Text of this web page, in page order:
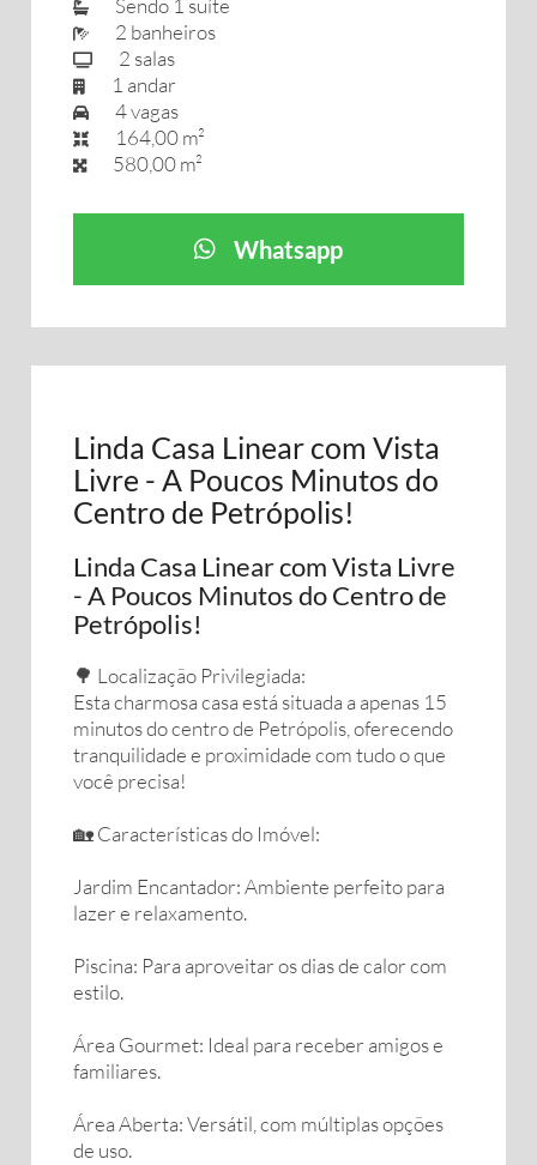
Sendo 1 suíte
2 banheiros
2 salas
1 andar
4 vagas
164,00 m²
580,00 m²
Whatsapp
Linda Casa Linear com Vista
Livre - A Poucos Minutos do
Centro de Petrópolis!
Linda Casa Linear com Vista Livre
- A Poucos Minutos do Centro de
Petrópolis!
🌳 Localização Privilegiada:
Esta charmosa casa está situada a apenas 15
minutos do centro de Petrópolis, oferecendo
tranquilidade e proximidade com tudo o que
você precisa!
🏡 Características do Imóvel:
Jardim Encantador: Ambiente perfeito para
lazer e relaxamento.
Piscina: Para aproveitar os dias de calor com
estilo.
Área Gourmet: Ideal para receber amigos e
familiares.
Área Aberta: Versátil, com múltiplas opções
de uso.